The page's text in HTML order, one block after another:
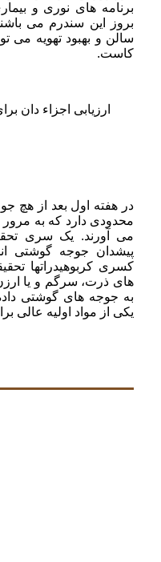
برنامه های نوری و
بروز این سندرم می
سالن و بهبود تهویه می
کاست.
ارزیابی اجزاء دان
در هفته اول بعد از هچ
محدودی دارد که به
می آورند. یک سری
پیشدان جوجه گوشتی
کسری کربوهیدراتها
به جوجه های گوشتی
یکی از مواد اولیه عالی